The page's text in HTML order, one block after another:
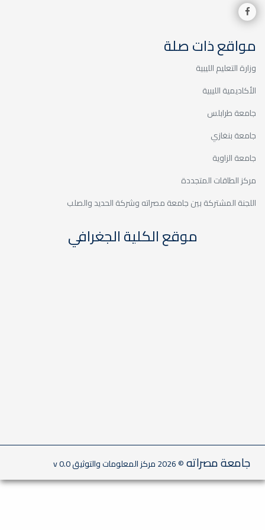
مشاركة كلية الآداب في اجتماع
استمرار العمل على الملاحظات
الواردة من فريق التدقيق
المؤسسي
كلية الآداب- جامعة مصراتة تمثل
مقارنة مرجعية لكليات أخرى في ليبيا
زيارة فريق عمل تقييم أوضاع
الكليات
الاجتماع العادي السابع لمجلس كلية
تعقيم مرافق الكلية
عميد كلية الاداب الأستاذ الدكتور
مواقع ذات صلة
وزارة التعليم الليبية
الأكاديمية الليبية
جامعة طرابلس
جامعة بنغازي
جامعة الزاوية
مركز الطاقات المتجددة
اللجنة المشتركة بين جامعة مصراته وشركة الحديد والصلب
موقع الكلية الجغرافي
جامعة مصراته© 2026 مركز المعلومات والتوثيق v 0.0